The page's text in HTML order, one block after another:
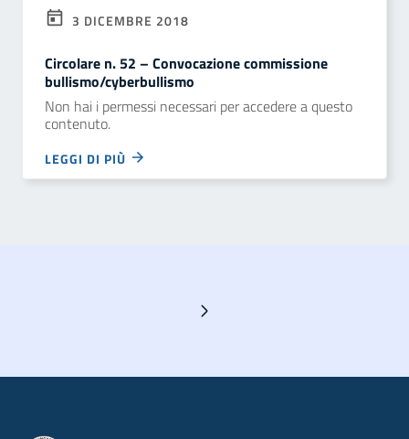
3 DICEMBRE 2018
Circolare n. 52 – Convocazione commissione
bullismo/cyberbullismo
Non hai i permessi necessari per accedere a questo
contenuto.
LEGGI DI PIÙ
Pagina successiva